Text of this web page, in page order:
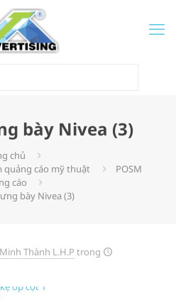
bày Nivea (3)
chủ
quảng cáo mỹ thuật
POSM
cáo
bày Nivea (3)
Thành L.H.P trong